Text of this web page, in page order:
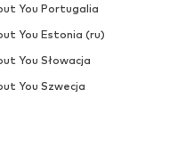
You Portugalia
You Estonia (ru)
You Słowacja
You Szwecja